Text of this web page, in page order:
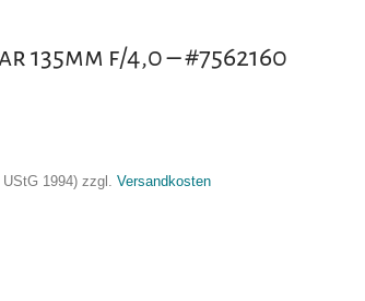
135mm f/4,0 – #7562160
1994) zzgl. Versandkosten